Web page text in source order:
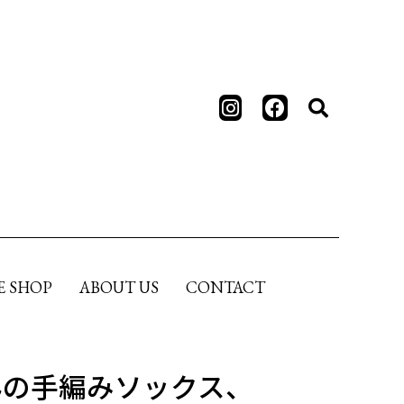
SHOP ABOUT US CONTACT
手編みソックス、